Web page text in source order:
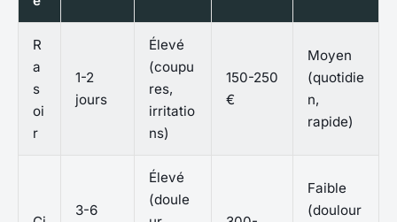
R
a
s
oi
r
1-2
jours
Élevé
(coupu
res,
irritatio
ns)
150-250
€
Moyen
(quotidie
n,
rapide)
3-6
Élevé
(doule
Faible
(doulour